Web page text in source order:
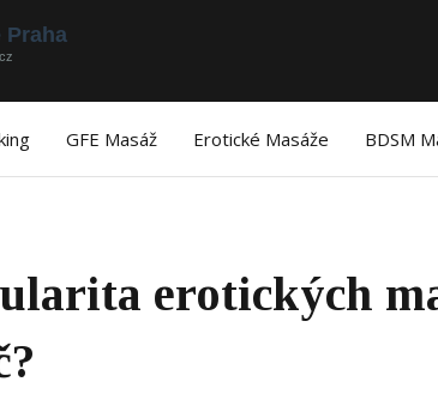
GFE Masáž Erotické Masáže BDSM
erotických